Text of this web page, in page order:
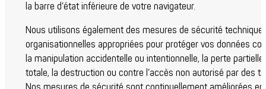
la barre d’état inférieure de votre navigateur.
Nous utilisons également des mesures de sécurité
organisationnelles appropriées pour protéger vos données
la manipulation accidentelle ou intentionnelle, la perte partielle
totale, la destruction ou contre l’accès non autorisé par des